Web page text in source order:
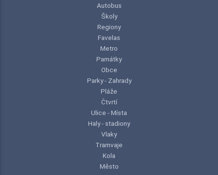
Autobus
Školy
Regiony
Favelas
Metro
Památky
Obce
Parky - Zahrady
Pláže
Čtvrtí
Ulice - Místa
Haly - stadiony
Vlaky
Tramvaje
Kola
Město